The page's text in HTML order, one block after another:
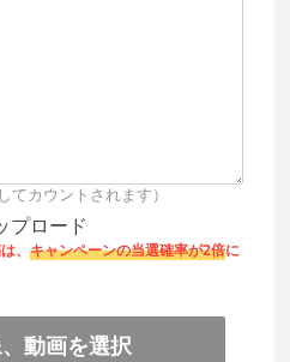
カウントされます）
プロード
、 キャンペーンの当選確率が2倍に
動画を選択